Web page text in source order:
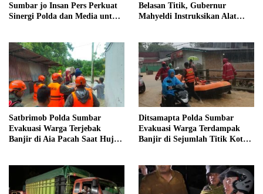
Sumbar jo Insan Pers Perkuat
Sinergi Polda dan Media untuk
Belasan Titik, Gubernur
Mahyeldi Instruksikan Alat
Satbrimob Polda Sumbar
Evakuasi Warga Terjebak
Banjir di Aia Pacah Saat Hujan
Ditsamapta Polda Sumbar
Evakuasi Warga Terdampak
Banjir di Sejumlah Titik Kota